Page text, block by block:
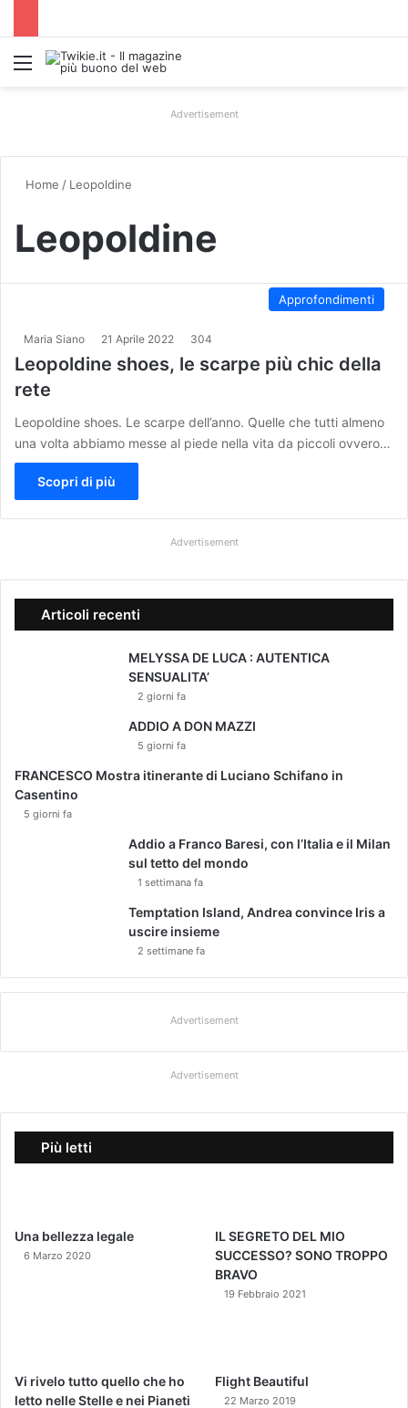
Menu
Advertisement
Home / Leopoldine
Leopoldine
Approfondimenti
Maria Siano 21 Aprile 2022 304
Leopoldine shoes, le scarpe più chic della
rete
Leopoldine shoes. Le scarpe dell’anno. Quelle che tutti almeno
una volta abbiamo messe al piede nella vita da piccoli ovvero…
Scopri di più
Advertisement
Articoli recenti
MELYSSA DE LUCA : AUTENTICA
SENSUALITA’
2 giorni fa
ADDIO A DON MAZZI
5 giorni fa
FRANCESCO Mostra itinerante di Luciano Schifano in
Casentino
5 giorni fa
Addio a Franco Baresi, con l’Italia e il Milan
sul tetto del mondo
1 settimana fa
Temptation Island, Andrea convince Iris a
uscire insieme
2 settimane fa
Advertisement
Advertisement
Più letti
Una bellezza legale
6 Marzo 2020
IL SEGRETO DEL MIO
SUCCESSO? SONO TROPPO
BRAVO
19 Febbraio 2021
Vi rivelo tutto quello che ho
letto nelle Stelle e nei Pianeti
Flight Beautiful
22 Marzo 2019